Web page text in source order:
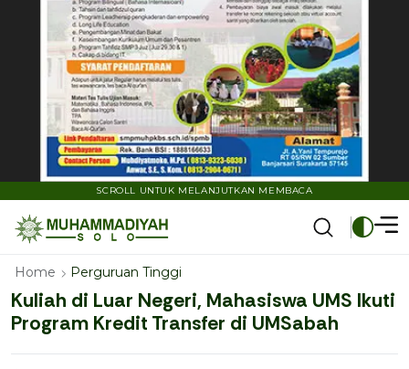
SCROLL UNTUK MELANJUTKAN MEMBACA
Home Perguruan Tinggi
Kuliah di Luar Negeri, Mahasiswa UMS Ikuti
Program Kredit Transfer di UMSabah